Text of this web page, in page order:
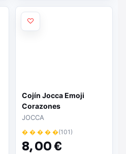
Cojín Jocca Emoji
Corazones
JOCCA
� � � � �(101)
8,00 €